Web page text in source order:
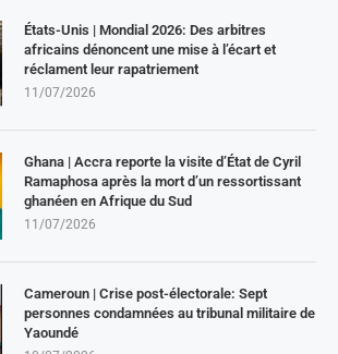
États-Unis | Mondial 2026: Des arbitres
africains dénoncent une mise à l’écart et
réclament leur rapatriement
11/07/2026
Ghana | Accra reporte la visite d’État de Cyril
Ramaphosa après la mort d’un ressortissant
ghanéen en Afrique du Sud
11/07/2026
Cameroun | Crise post-électorale: Sept
personnes condamnées au tribunal militaire de
Yaoundé